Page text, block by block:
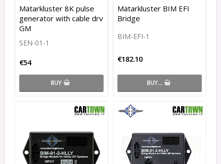
Mätarkluster 8K pulse
generator with cable drv
GM
SEN-01-1
€54
BUY
Mätarkluster BIM EFI
Bridge
BIM-EFI-1
€182.10
BUY…